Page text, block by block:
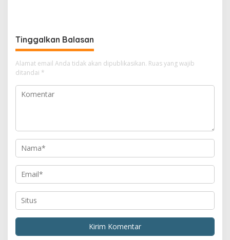
Tinggalkan Balasan
Alamat email Anda tidak akan dipublikasikan. Ruas yang wajib
ditandai *